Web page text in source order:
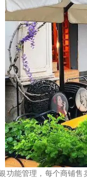
功能管理，每个商铺